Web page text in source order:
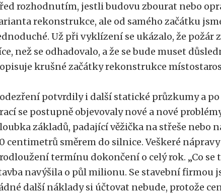
rozhodnutím, jestli budovu zbourat nebo
rekonstrukce, ale od samého začátku
Už při vyklízení se ukázalo, že požár
než se odhadovalo, a že se bude muset
krušné začátky rekonstrukce
potvrdily i další statické průzkumy a
se postupně objevovaly nové a nové
základů, padající věžička na střeše nebo
centimetrů směrem do silnice. Veškeré
termínu dokončení o celý rok. „Co se
navýšila o půl milionu. Se stavební firmou
další náklady si účtovat nebude, protože